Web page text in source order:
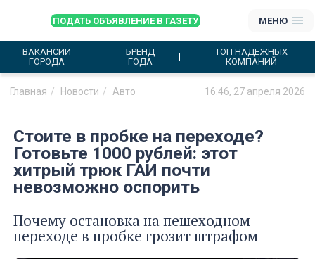
ПОДАТЬ ОБЪЯВЛЕНИЕ В ГАЗЕТУ МЕНЮ
ВАКАНСИИ
ГОРОДА
БРЕНД
ГОДА
ТОП НАДЕЖНЫХ
КОМПАНИЙ
Главная Новости Авто 16:46, 27 апреля 2026
Стоите в пробке на переходе?
Готовьте 1000 рублей: этот
хитрый трюк ГАИ почти
невозможно оспорить
Почему остановка на пешеходном
переходе в пробке грозит штрафом